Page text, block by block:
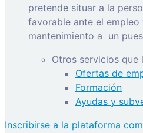
pretende situar a la
favorable ante el
mantenimiento a un
Otros servicios que
Ofertas de
Formación
Ayudas y
Inscribirse a la plataforma